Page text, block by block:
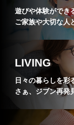
遊びや体験ができ
ご家族や大切な人
LIVING
日々の暮らしを彩
さぁ、ジブン再発